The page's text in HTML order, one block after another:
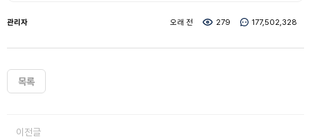
관리자 오래 전 279 177,502,328
목록
이전글